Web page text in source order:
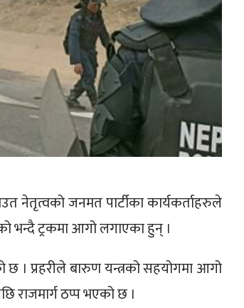
नेतृत्वको जनमत पार्टीका कार्यकर्ताहरुले
ट्रकमा आगो लगाएका हुन् ।
। प्रहरीले बारुण यन्त्रको सहयोगमा आगो
राजमार्ग ठप्प भएको छ ।